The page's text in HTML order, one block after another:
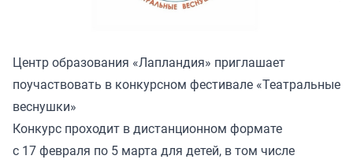
Центр образования «Лапландия» приглашает
поучаствовать в конкурсном фестивале «Театральные
веснушки»
Конкурс проходит в дистанционном формате
с 17 февраля по 5 марта для детей, в том числе